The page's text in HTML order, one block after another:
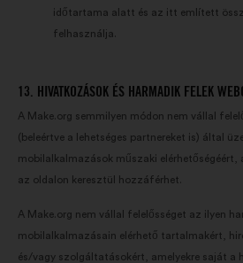
időtartama alatt és az itt említett
felhasználja.
13. HIVATKOZÁSOK ÉS HARMADIK FELEK
A Make.org semmilyen módon nem vállal
(beleértve a lehetséges partnereket is) által
mobilalkalmazások műszaki elérhetőségéért,
az oldalon keresztül hozzáférhet.
A Make.org nem vállal felelősséget az ilyen
mobilalkalmazásain elérhető tartalmakért,
és/vagy szolgáltatásokért, amelyekre saját a